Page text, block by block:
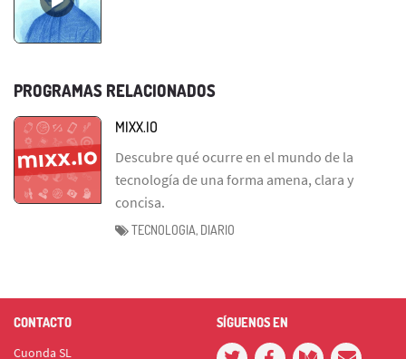
PROGRAMAS RELACIONADOS
MIXX.IO
Descubre qué ocurre en el mundo de la
tecnología de una forma amena, clara y
concisa.
TECNOLOGIA, DIARIO
CONTACTO
Cuonda SL
SÍGUENOS EN